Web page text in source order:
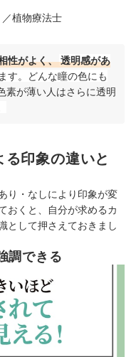
植物療法士
性がよく、 透明感があ
す。
どんな瞳の色にも
素が薄い人はさらに透明
印象の違いと
り・なしにより印象が変
おくと、自分が求めるカ
として押さえておきまし
調できる